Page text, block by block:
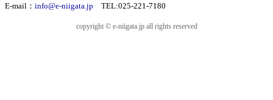
E-mail： info@e-niigata.jp TEL:025-221-7180
copyright © e-niigata.jp all rights reserved